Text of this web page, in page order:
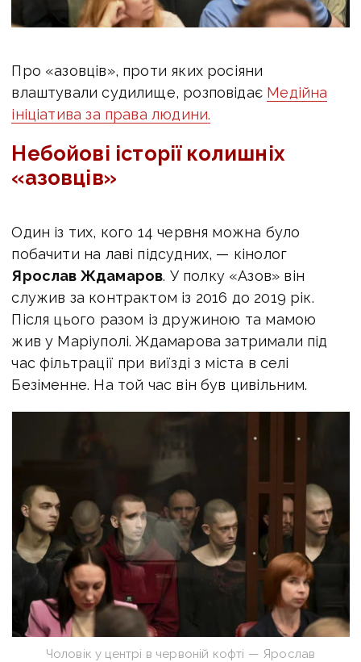
Про «азовців», проти яких росіяни
влаштували судилище, розповідає Медійна
ініціатива за права людини.
Небойові історії колишніх
«азовців»
Один із тих, кого 14 червня можна було
побачити на лаві підсудних, — кінолог
Ярослав Ждамаров. У полку «Азов» він
служив за контрактом із 2016 до 2019 рік.
Після цього разом із дружиною та мамою
жив у Маріуполі. Ждамарова затримали під
час фільтрації при виїзді з міста в селі
Безіменне. На той час він був цивільним.
Чоловік у центрі в червоній кофті — Ярослав